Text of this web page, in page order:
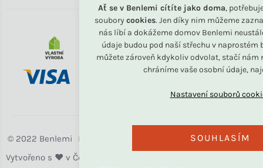
Ať se v Benlemi cítíte jako doma,
soubory cookies. Jen díky nim můžeme
nás líbí a dokážeme domov Benlemi
údaje budou pod naší střechu v naprostém
můžete zároveň kdykoliv odvolat, stačí nám
chráníme vaše osobní údaje,
SOUHLASÍM
Benlemi